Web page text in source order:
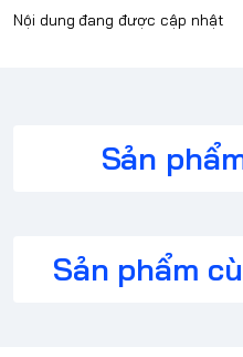
Nội dung đang được cập nhật
Sản
Sản phẩm